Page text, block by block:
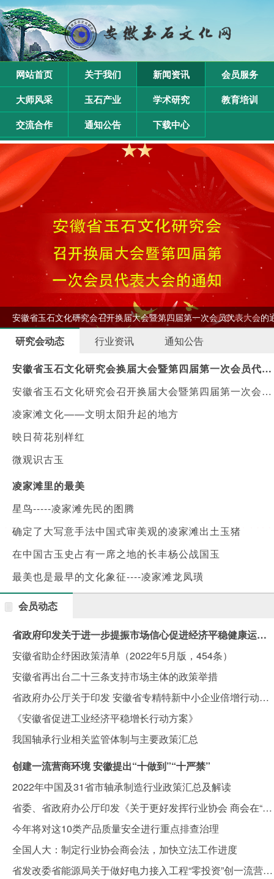
网站首页 关于我们 新闻资讯 会员服务
大师风采 玉石产业 学术研究 教育培训
交流合作 通知公告 下载中心
安徽省玉石文化研究会召开换届大会暨第四届第一次会员代表大会的
研究会动态 行业资讯
通知公告
安徽省玉石文化研究会换届大会暨第四届第一次会员代表大会顺利召开
安徽省玉石文化研究会召开换届大会暨第四届第一次会员代表大会的通知
凌家滩文化——文明太阳升起的地方
映日荷花别样红
微观识古玉
凌家滩里的最美
星鸟-----凌家滩先民的图腾
确定了大写意手法中国式审美观的凌家滩出土玉猪
在中国古玉史占有一席之地的长丰杨公战国玉
最美也是最早的文化象征----凌家滩龙凤璜
会员动态
省政府印发关于进一步提振市场信心促进经济平稳健康运行若干政策举措的通知
安徽省助企纾困政策清单（2022年5月版，454条）
安徽省再出台二十三条支持市场主体的政策举措
省政府办公厅关于印发 安徽省专精特新中小企业倍增行动方案的通知
《安徽省促进工业经济平稳增长行动方案》
我国轴承行业相关监管体制与主要政策汇总
创建一流营商环境 安徽提出“十做到”“十严禁”
2022年中国及31省市轴承制造行业政策汇总及解读
省委、省政府办公厅印发《关于更好发挥行业协会 商会在“三地一区”建设和“双招双引”中作用的意见》
今年将对这10类产品质量安全进行重点排查治理
全国人大：制定行业协会商会法，加快立法工作进度
省发改委省能源局关于做好电力接入工程“零投资”创一流营商环境的通知